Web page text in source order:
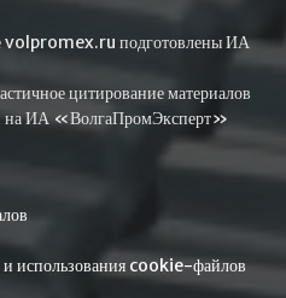
volpromex.ru подготовлены ИА
цитирование материалов
на ИА «ВолгаПромЭксперт»
использования cookie-файлов